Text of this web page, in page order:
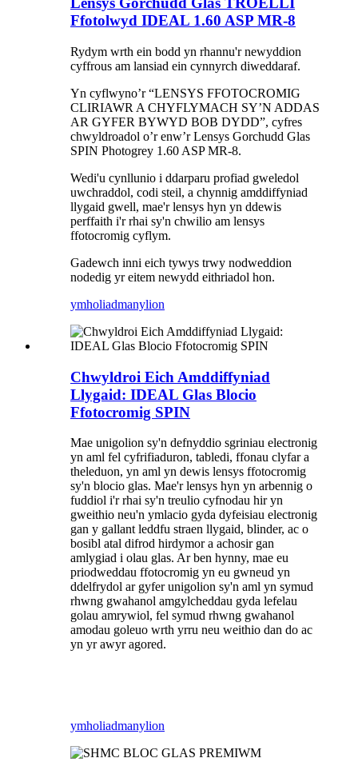
Ffotolwyd IDEAL 1.60 ASP MR-8
Rydym wrth ein bodd yn rhannu'r newyddion
cyffrous am lansiad ein cynnyrch diweddaraf.
Yn cyflwyno’r “LENSYS FFOTOCROMIG
CLIRIAWR A CHYFLYMACH SY’N ADDAS
AR GYFER BYWYD BOB DYDD”, cyfres
chwyldroadol o’r enw’r Lensys Gorchudd Glas
SPIN Photogrey 1.60 ASP MR-8.
Wedi'u cynllunio i ddarparu profiad gweledol
uwchraddol, codi steil, a chynnig amddiffyniad
llygaid gwell, mae'r lensys hyn yn ddewis
perffaith i'r rhai sy'n chwilio am lensys
ffotocromig cyflym.
Gadewch inni eich tywys trwy nodweddion
nodedig yr eitem newydd eithriadol hon.
ymholiadmanylion
Chwyldroi Eich Amddiffyniad
Llygaid: IDEAL Glas Blocio
Ffotocromig SPIN
Mae unigolion sy'n defnyddio sgriniau electronig
yn aml fel cyfrifiaduron, tabledi, ffonau clyfar a
theleduon, yn aml yn dewis lensys ffotocromig
sy'n blocio glas. Mae'r lensys hyn yn arbennig o
fuddiol i'r rhai sy'n treulio cyfnodau hir yn
gweithio neu'n ymlacio gyda dyfeisiau electronig
gan y gallant leddfu straen llygaid, blinder, ac o
bosibl atal difrod hirdymor a achosir gan
amlygiad i olau glas. Ar ben hynny, mae eu
priodweddau ffotocromig yn eu gwneud yn
ddelfrydol ar gyfer unigolion sy'n aml yn symud
rhwng gwahanol amgylcheddau gyda lefelau
golau amrywiol, fel symud rhwng gwahanol
amodau goleuo wrth yrru neu weithio dan do ac
yn yr awyr agored.
ymholiadmanylion